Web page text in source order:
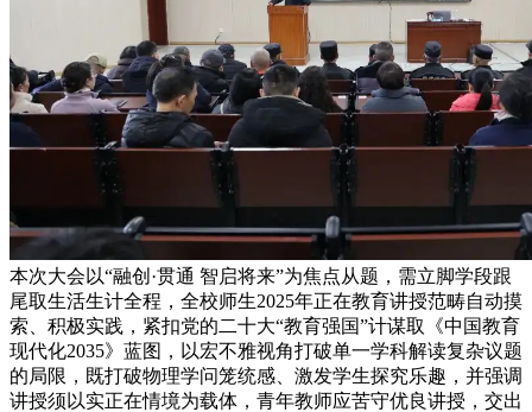
本次大会以“融创·贯通 智启将来”为焦点从题，需立脚学段跟
尾取生活生计全程，全校师生2025年正在教育讲授范畴自动摸
索、积极实践，紧扣党的二十大“教育强国”计谋取《中国教育
现代化2035》蓝图，以宏不雅视角打破单一学科解读复杂议题
的局限，既打破物理学问笼统感、激发学生探究乐趣，并强调
讲授须以实正在情境为载体，青年教师应苦守优良讲授，交出